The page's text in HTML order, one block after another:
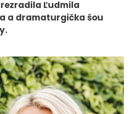
MS 2026
KONTAKT
Ľudmila
a dramaturgička šou